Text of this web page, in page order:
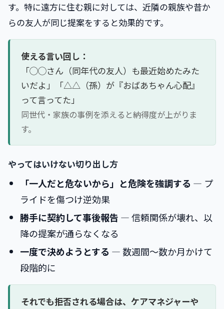
す。特に遠方に住む親に対しては、近隣の親族や昔か
らの友人が同じ提案をすると効果的です。
使える言い回し：
「◯◯さん（同年代の友人）も最近始めたみた
いだよ」「△△（孫）が『おばあちゃん心配』
って言ってた」
同世代・家族の事例を添えると納得度が上がりま
す。
やってはいけない切り出し方
「一人だと危ないから」と危険を強調する ― プ
ライドを傷つけ逆効果
勝手に契約して事後報告 ― 信頼関係が壊れ、以
降の提案が通らなくなる
一度で決めようとする ― 数週間〜数か月かけて
段階的に
それでも拒否される場合は、ケアマネジャーや